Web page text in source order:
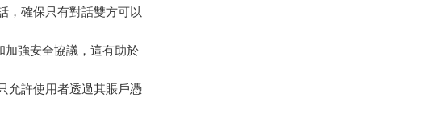
，確保只有對話雙方可以
加強安全協議，這有助於
允許使用者透過其賬戶憑